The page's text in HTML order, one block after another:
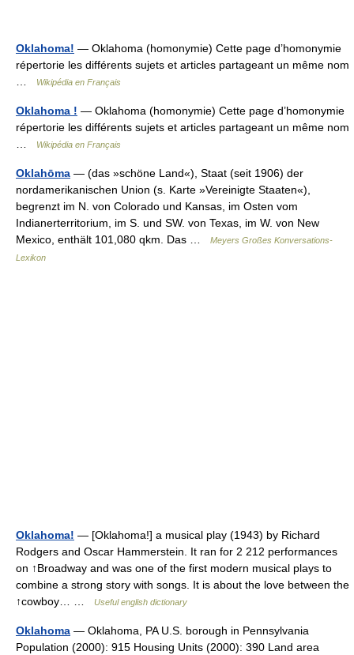
Oklahoma! — Oklahoma (homonymie) Cette page d’homonymie
répertorie les différents sujets et articles partageant un même nom
…
Wikipédia en Français
Oklahoma ! — Oklahoma (homonymie) Cette page d’homonymie
répertorie les différents sujets et articles partageant un même nom
…
Wikipédia en Français
Oklahōma — (das »schöne Land«), Staat (seit 1906) der
nordamerikanischen Union (s. Karte »Vereinigte Staaten«),
begrenzt im N. von Colorado und Kansas, im Osten vom
Indianerterritorium, im S. und SW. von Texas, im W. von New
Mexico, enthält 101,080 qkm. Das …
Meyers Großes Konversations-
Lexikon
Oklahoma! — [Oklahoma!] a musical play (1943) by Richard
Rodgers and Oscar Hammerstein. It ran for 2 212 performances
on ↑Broadway and was one of the first modern musical plays to
combine a strong story with songs. It is about the love between the
↑cowboy… …
Useful english dictionary
Oklahoma — Oklahoma, PA U.S. borough in Pennsylvania
Population (2000): 915 Housing Units (2000): 390 Land area